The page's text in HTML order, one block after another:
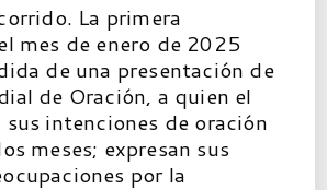
La primera
mes de enero de 2025
de una presentación de
de Oración, a quien el
sus intenciones de oración
meses; expresan sus
por la